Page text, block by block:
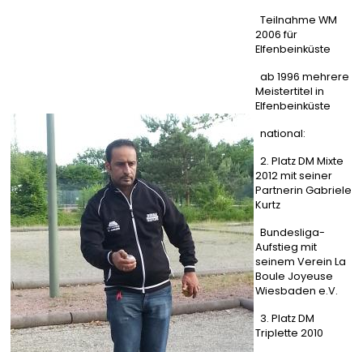
Teilnahme WM
2006 für
Elfenbeinküste
ab 1996 mehrere
Meistertitel in
Elfenbeinküste
national:
2. Platz DM Mixte
2012 mit seiner
Partnerin Gabriele
Kurtz
Bundesliga-
Aufstieg mit
seinem Verein La
Boule Joyeuse
Wiesbaden e.V.
3. Platz DM
Triplette 2010